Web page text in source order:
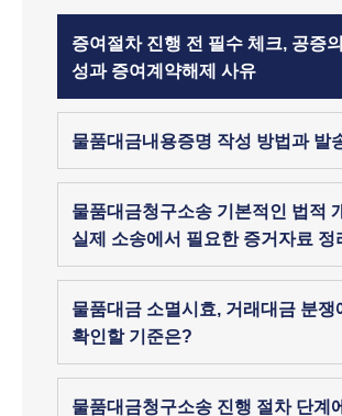
증여절차 진행 전 필수 체크, 공증
성과 증여계약해제 사유
물품대금내용증명 작성 방법과 발
물품대금청구소송 기본적인 법적
실제 소송에서 필요한 증거자료 정
물품대금 소멸시효, 거래대금 분쟁
확인할 기준은?
물품대금청구소송 진행 절차 단계